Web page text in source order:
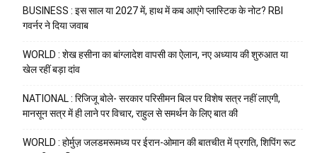
BUSINESS : इस साल या 2027 में, हाथ में कब आएंगे प्लास्टिक के नोट? RBI
गवर्नर ने दिया जवाब
WORLD : शेख हसीना का बांग्लादेश वापसी का ऐलान, नए अध्याय की शुरुआत या
खेल रहीं बड़ा दांव
NATIONAL : रिजिजू बोले- सरकार परिसीमन बिल पर विशेष सत्र नहीं लाएगी,
मानसून सत्र में ही लाने पर विचार, राहुल से समर्थन के लिए बात की
WORLD : होर्मुज़ जलडमरूमध्य पर ईरान-ओमान की बातचीत में प्रगति, शिपिंग रूट